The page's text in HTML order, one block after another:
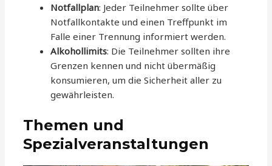
Notfallplan: Jeder Teilnehmer sollte über
Notfallkontakte und einen Treffpunkt im
Falle einer Trennung informiert werden.
Alkohollimits: Die Teilnehmer sollten ihre
Grenzen kennen und nicht übermäßig
konsumieren, um die Sicherheit aller zu
gewährleisten.
Themen und
Spezialveranstaltungen